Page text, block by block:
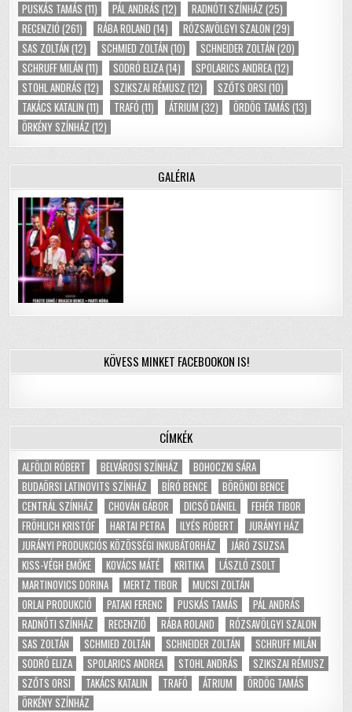
PUSKÁS TAMÁS (11) PÁL ANDRÁS (12) RADNÓTI SZÍNHÁZ (25)
RECENZIÓ (261) RÁBA ROLAND (14) RÓZSAVÖLGYI SZALON (29)
SAS ZOLTÁN (12) SCHMIED ZOLTÁN (10) SCHNEIDER ZOLTÁN (20)
SCHRUFF MILÁN (11) SODRÓ ELIZA(14) SPOLARICS ANDREA(12)
STOHL ANDRÁS (12) SZIKSZAI RÉMUSZ (12) SZŐTS ORSI (10)
TAKÁCS KATALIN (11) TRAFÓ (11) ÁTRIUM (32) ÖRDÖG TAMÁS (13)
ÖRKÉNY SZÍNHÁZ (12)
GALÉRIA
KÖVESS MINKET FACEBOOKON IS!
CÍMKÉK
ALFÖLDI RÓBERT BELVÁROSI SZÍNHÁZ
BOHOCZKI SÁRA
BUDAÖRSI LATINOVITS SZÍNHÁZ
BÍRÓ BENCE
BÖRÖNDI BENCE
CENTRÁL SZÍNHÁZ
CHOVÁN GÁBOR DICSŐ DÁNIEL
FEHÉR TIBOR
FRÖHLICH KRISTÓF
HARTAI PETRA ILYÉS RÓBERT
JURÁNYI HÁZ
JURÁNYI PRODUKCIÓS KÖZÖSSÉGI INKUBÁTORHÁZ
JÁRÓ ZSUZSA
KISS-VÉGH EMŐKE
KOVÁCS MÁTÉ KRITIKA
LÁSZLÓ ZSOLT
MARTINOVICS DORINA
MERTZ TIBOR
MUCSI ZOLTÁN
ORLAI PRODUKCIÓ
PATAKI FERENC PUSKÁS TAMÁS
PÁL ANDRÁS
RADNÓTI SZÍNHÁZ
RECENZIÓ RÁBA ROLAND
RÓZSAVÖLGYI SZALON
SAS ZOLTÁN
SCHMIED ZOLTÁN SCHNEIDER ZOLTÁN
SCHRUFF MILÁN
SODRÓ ELIZA
SPOLARICS ANDREA STOHL ANDRÁS
SZIKSZAI RÉMUSZ
SZŐTS ORSI
TAKÁCS KATALIN TRAFÓ ÁTRIUM
ÖRDÖG TAMÁS
ÖRKÉNY SZÍNHÁZ